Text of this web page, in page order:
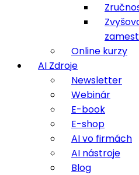
Online kurzy
AI Zdroje
Newsletter
Webinár
E-book
E-shop
AI vo firmách
AI nástroje
Blog